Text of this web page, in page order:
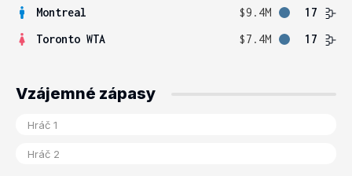
Montreal $9.4M
17
Toronto WTA
$7.4M 17
Vzájemné zápasy